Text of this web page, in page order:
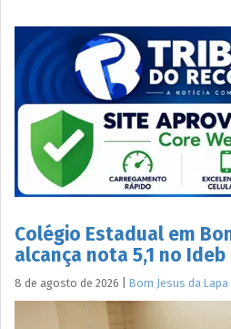
Colégio Estadual em
alcança nota 5,1 no Ideb
8 de agosto de 2026 Bom Jesus da Lapa